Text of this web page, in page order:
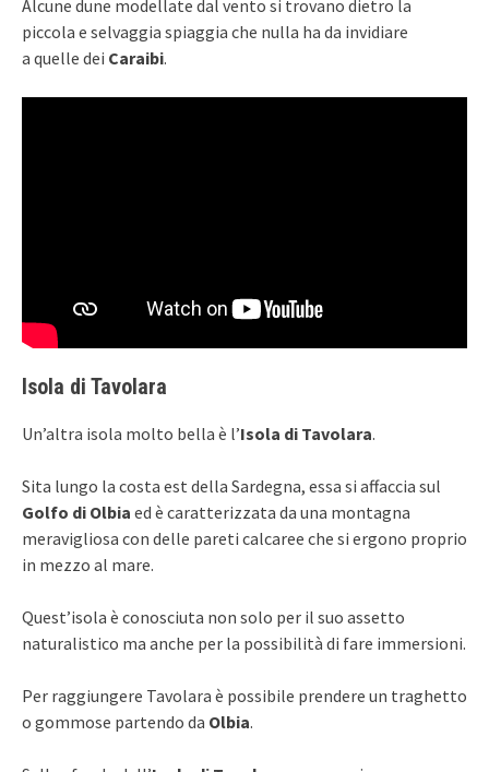
Alcune dune modellate dal vento si trovano dietro la
piccola e selvaggia spiaggia che nulla ha da invidiare
a quelle dei Caraibi.
Isola di Tavolara
Un’altra isola molto bella è l’Isola di Tavolara.
Sita lungo la costa est della Sardegna, essa si affaccia sul
Golfo di Olbia ed è caratterizzata da una montagna
meravigliosa con delle pareti calcaree che si ergono proprio
in mezzo al mare.
Quest’isola è conosciuta non solo per il suo assetto
naturalistico ma anche per la possibilità di fare immersioni.
Per raggiungere Tavolara è possibile prendere un traghetto
o gommose partendo da Olbia.